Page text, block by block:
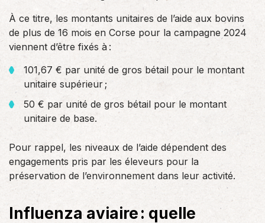
À ce titre, les montants unitaires de l’aide aux bovins
de plus de 16 mois en Corse pour la campagne 2024
viennent d’être fixés à :
101,67 € par unité de gros bétail pour le montant
unitaire supérieur ;
50 € par unité de gros bétail pour le montant
unitaire de base.
Pour rappel, les niveaux de l’aide dépendent des
engagements pris par les éleveurs pour la
préservation de l’environnement dans leur activité.
Influenza aviaire : quelle